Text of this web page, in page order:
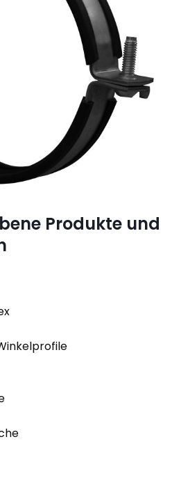
Produkte und